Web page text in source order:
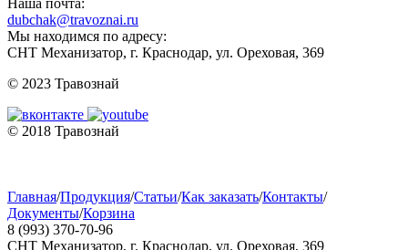
dubchak@travoznai.ru
Мы находимся по адресу:
СНТ Механизатор, г. Краснодар, ул. Ореховая, 369
© 2023 Травознай
© 2018 Травознай
Главная/Продукция/Статьи/Как заказать/Контакты/
Документы/Корзина
8 (993) 370-70-96
СНТ Механизатор, г. Краснодар, ул. Ореховая, 369